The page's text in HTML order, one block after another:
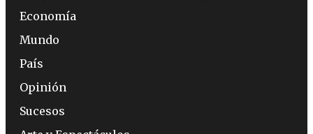
Economía
Mundo
País
Opinión
Sucesos